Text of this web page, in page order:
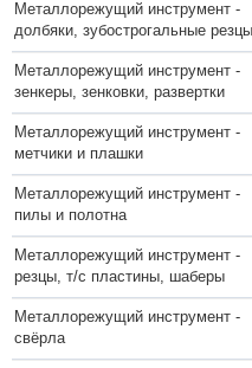
Металлорежущий инструмент -
долбяки, зубострогальные резцы
Металлорежущий инструмент -
зенкеры, зенковки, развертки
Металлорежущий инструмент -
метчики и плашки
Металлорежущий инструмент -
пилы и полотна
Металлорежущий инструмент -
резцы, т/с пластины, шаберы
Металлорежущий инструмент -
свёрла